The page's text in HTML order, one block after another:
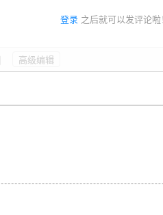
登录 之后就可以发评论啦！
高级编辑